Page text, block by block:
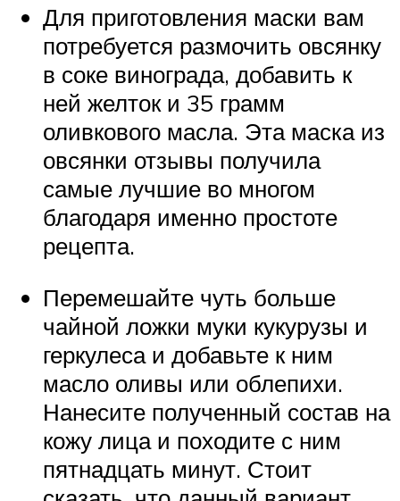
Для приготовления маски вам
потребуется размочить овсянку
в соке винограда, добавить к
ней желток и 35 грамм
оливкового масла. Эта маска из
овсянки отзывы получила
самые лучшие во многом
благодаря именно простоте
рецепта.
Перемешайте чуть больше
чайной ложки муки кукурузы и
геркулеса и добавьте к ним
масло оливы или облепихи.
Нанесите полученный состав на
кожу лица и походите с ним
пятнадцать минут. Стоит